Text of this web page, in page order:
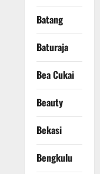
Batang
Baturaja
Bea Cukai
Beauty
Bekasi
Bengkulu